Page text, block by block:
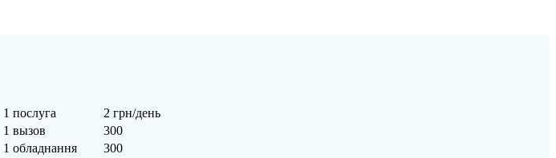
1 послуга
2 грн/день
1 вызов
300
1 обладнання
300